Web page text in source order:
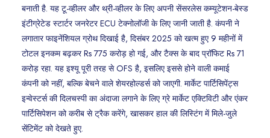
बनाती है. यह टू-व्हीलर और थ्री-व्हीलर के लिए अपनी सेंसरलेस कम्यूटेशन-बेस्ड
इंटीग्रेटेड स्टार्टर जनरेटर ECU टेक्नोलॉजी के लिए जानी जाती है. कंपनी ने
लगातार फाइनेंशियल ग्रोथ दिखाई है, दिसंबर 2025 को खत्म हुए 9 महीनों में
टोटल इनकम बढ़कर Rs 775 करोड़ हो गई, और टैक्स के बाद प्रॉफिट Rs 71
करोड़ रहा. यह इश्यू पूरी तरह से OFS है, इसलिए इससे होने वाली कमाई
कंपनी को नहीं, बल्कि बेचने वाले शेयरहोल्डर्स को जाएगी. मार्केट पार्टिसिपेंट्स
इन्वेस्टर्स की दिलचस्पी का अंदाजा लगाने के लिए ग्रे मार्केट एक्टिविटी और एंकर
पार्टिसिपेशन को करीब से ट्रैक करेंगे, खासकर हाल की लिस्टिंग में मिले-जुले
सेंटिमेंट को देखते हुए.